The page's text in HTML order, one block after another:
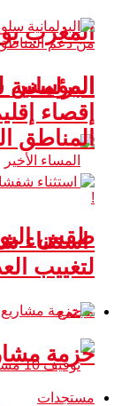
المغرب
المؤسس
طقس اليوم
مجتمع
إقصاء
المناطق
استثناء
لتغييب
حزمة
مستجدات